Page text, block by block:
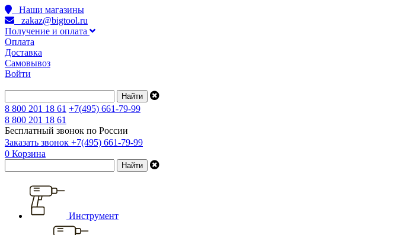
Наши магазины
zakaz@bigtool.ru
Получение и оплата
Оплата
Доставка
Самовывоз
Войти
8 800 201 18 61 +7(495) 661-79-99
8 800 201 18 61
Бесплатный звонок по России
Заказать звонок +7(495) 661-79-99
0 Корзина
Инструмент